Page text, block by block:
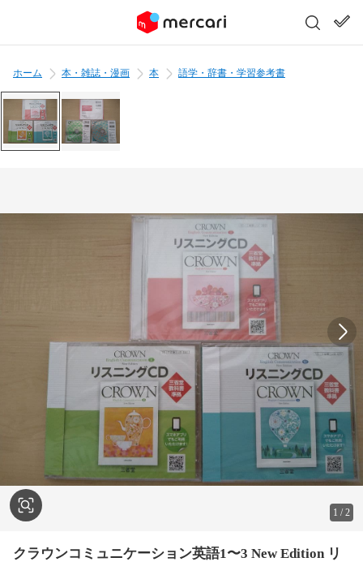
ホーム 本・雑誌・漫画 本 語学・辞書・学習参考書
1 /2
クラウンコミュニケーション英語1〜3 New Edition リ